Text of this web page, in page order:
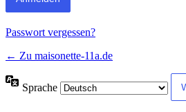
Passwort vergessen?
← Zu maisonette-11a.de
Sprache